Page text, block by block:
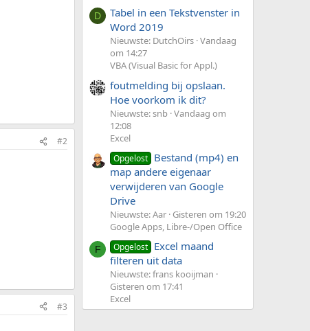
#2
#3
D
Tabel in een Tekstvenster in
Word 2019
Nieuwste: DutchOirs Vandaag
om 14:27
VBA (Visual Basic for Appl.)
foutmelding bij opslaan.
Hoe voorkom ik dit?
Nieuwste: snb Vandaag om
12:08
Excel
Opgelost Bestand (mp4) en
map andere eigenaar
verwijderen van Google
Drive
Nieuwste: Aar Gisteren om 19:20
Google Apps, Libre-/Open Office
F Opgelost Excel maand
filteren uit data
Nieuwste: frans kooijman
Gisteren om 17:41
Excel